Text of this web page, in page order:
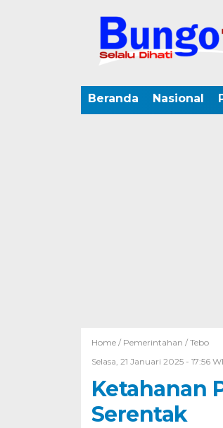
Beranda Nasional
Home / Pemerintahan / Tebo
Selasa, 21 Januari 2025 - 17:56
Ketahanan
Serentak